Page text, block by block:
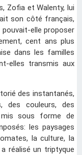
Zofia et Walenty, lui
son côté français,
elle proposer
cent ans plus
dans les familles
elles transmis aux
des instantanés,
des couleurs, des
sous forme de
les paysages
la culture, la
réalisé un triptyque